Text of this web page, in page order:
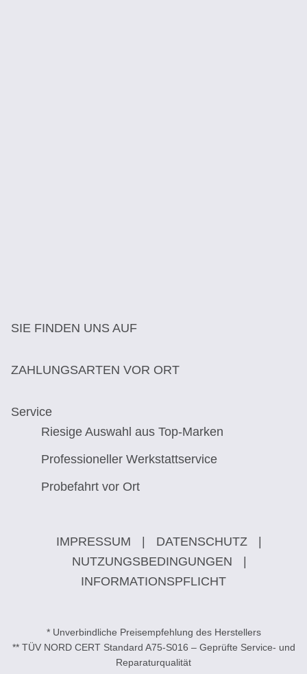
SIE FINDEN UNS AUF
ZAHLUNGSARTEN VOR ORT
Service
Riesige Auswahl aus Top-Marken
Professioneller Werkstattservice
Probefahrt vor Ort
IMPRESSUM DATENSCHUTZ
NUTZUNGSBEDINGUNGEN
INFORMATIONSPFLICHT
* Unverbindliche Preisempfehlung des Herstellers
** TÜV NORD CERT Standard A75-S016 – Geprüfte Service- und
Reparaturqualität